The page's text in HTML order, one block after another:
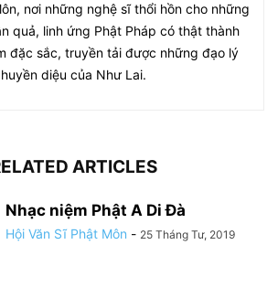
nơi những nghệ sĩ thổi hồn cho những
quả, linh ứng Phật Pháp có thật thành
đặc sắc, truyền tải được những đạo lý
huyền diệu của Như Lai.
ARTICLES
Nhạc niệm Phật A Di Đà
Hội Văn Sĩ Phật Môn - 25 Tháng Tư, 2019